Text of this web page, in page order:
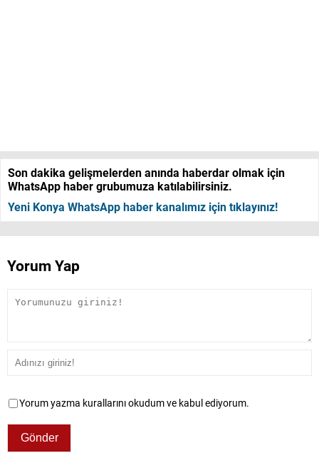
Son dakika gelişmelerden anında haberdar olmak için
WhatsApp haber grubumuza katılabilirsiniz.
Yeni Konya WhatsApp haber kanalımız için tıklayınız!
Yorum Yap
Yorum yazma kurallarını okudum ve kabul ediyorum.